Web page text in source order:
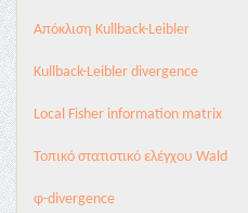
Aπόκλιση Kullback-Leibler
Kullback-Leibler divergence
Local Fisher information matrix
Τοπικό στατιστικό ελέγχου Wald
φ-divergence